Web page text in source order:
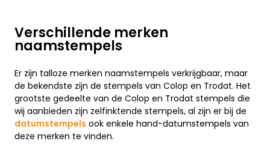
Verschillende merken
naamstempels
Er zijn talloze merken naamstempels verkrijgbaar, maar
de bekendste zijn de stempels van Colop en Trodat. Het
grootste gedeelte van de Colop en Trodat stempels die
wij aanbieden zijn zelfinktende stempels, al zijn er bij de
datumstempels ook enkele hand-datumstempels van
deze merken te vinden.